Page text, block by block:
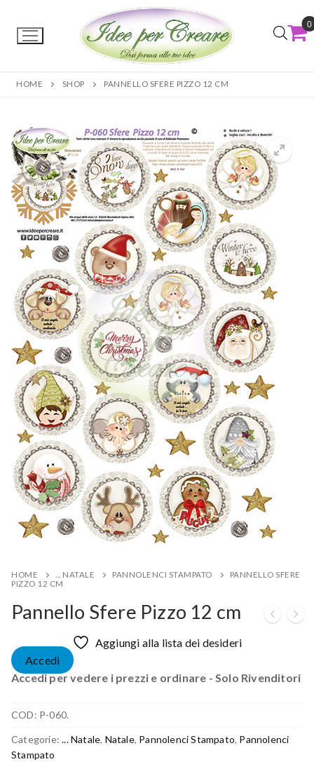
0
HOME SHOP PANNELLO SFERE PIZZO 12 CM
HOME ... NATALE PANNOLENCI STAMPATO
PANNELLO SFERE
PIZZO 12 CM
Pannello Sfere Pizzo 12 cm
Aggiungi alla lista dei desideri
Accedi
Accedi per vedere i prezzi e ordinare - Solo Rivenditori
COD: P-060.
Categorie:... Natale, Natale, Pannolenci Stampato, Pannolenci
Stampato